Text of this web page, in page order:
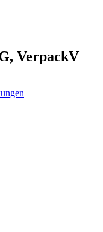
VerpackV